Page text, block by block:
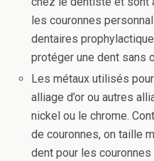
les couronnes
dentaires
protéger une dent sans
Les métaux utilisés
alliage d’or ou autres
nickel ou le chrome.
de couronnes, on taille
dent pour les